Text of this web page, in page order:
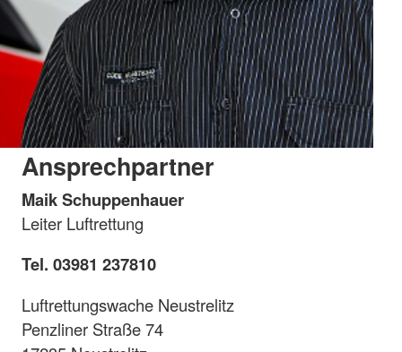
Ansprechpartner
Maik Schuppenhauer
Leiter Luftrettung
Tel. 03981 237810
Luftrettungswache Neustrelitz
Penzliner Straße 74